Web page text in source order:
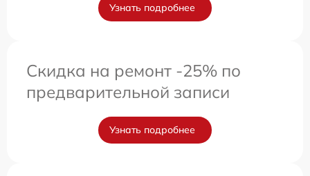
Узнать подробнее
Скидка на ремонт -25% по
предварительной записи
Узнать подробнее